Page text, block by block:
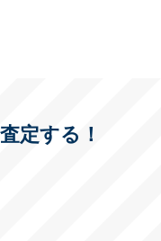
定する！